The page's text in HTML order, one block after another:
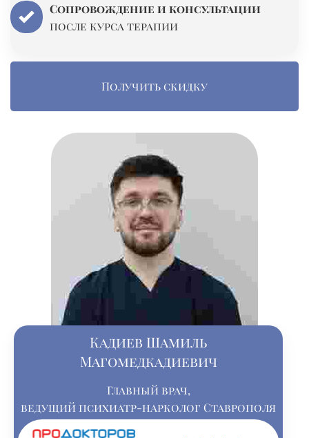
Сопровождение и консультации
после курса терапии
Получить скидку
Кадиев Шамиль
Магомедкадиевич
Главный врач,
ведущий психиатр-нарколог Ставрополя